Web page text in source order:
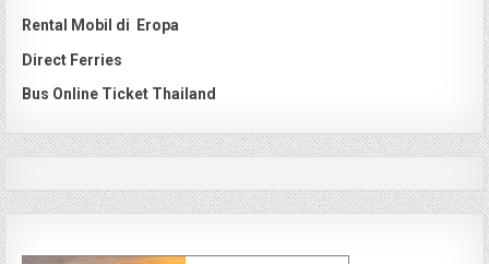
Rental Mobil di Eropa
Direct Ferries
Bus Online Ticket Thailand